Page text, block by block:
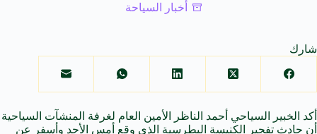
أخبار السياحة
شارك
أكد الخبير
السياحي أحمد الناظر الأمين العام لغرفة المنشآت السياحية
أن حادث تفجير
الكنيسة البطرسية الذي وقع أمس الأحد وأسفر عن